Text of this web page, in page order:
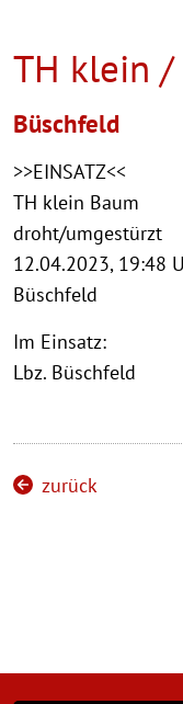
TH klein
Büschfeld
>>EINSATZ<<
TH klein Baum
droht/umgestürzt
12.04.2023, 19:48
Büschfeld
Im Einsatz:
Lbz. Büschfeld
zurück